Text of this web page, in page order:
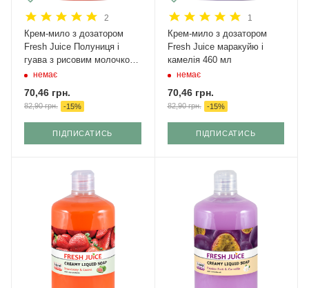
2
Крем-мило з дозатором
Fresh Juice Полуниця і
гуава з рисовим молочком
460 мл
немає
70,46 грн.
82,90грн. -15%
ПІДПИСАТИСЬ
1
Крем-мило з дозатором
Fresh Juice маракуйю і
камелія 460 мл
немає
70,46грн.
82,90грн. -15%
ПІДПИСАТИСЬ